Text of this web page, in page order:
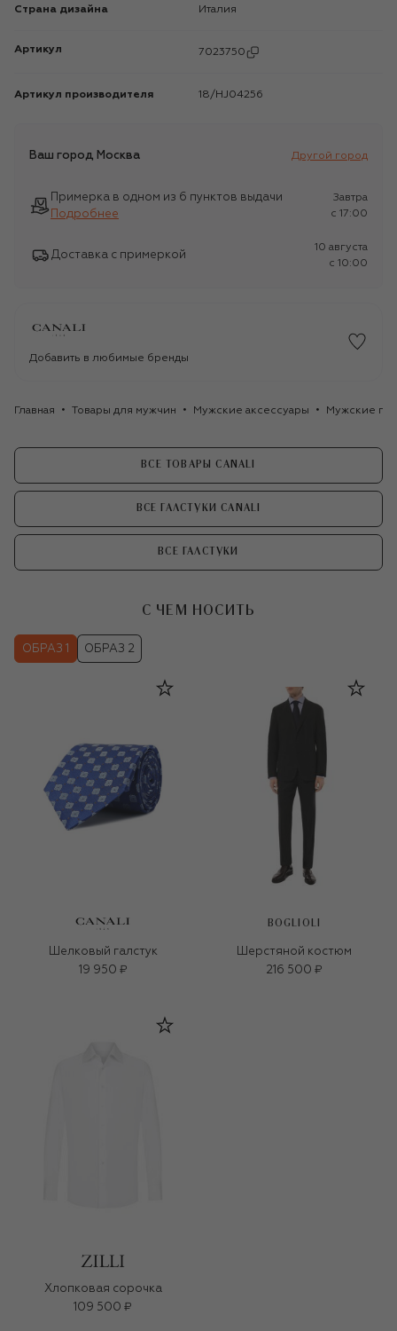
Страна дизайна Италия
Артикул 7023750
Артикул производителя 18/HJ04256
Ваш город Москва Другой город
Примерка в одном из 6 пунктов выдачи
Подробнее
Завтра
c 17:00
Доставка с примеркой
10 августа
c 10:00
Добавить в любимые бренды
Главная Товары для мужчин Мужские аксессуары Мужские
ВСЕ ТОВАРЫ CANALI
ВСЕ ГАЛСТУКИ CANALI
ВСЕ ГАЛСТУКИ
С ЧЕМ НОСИТЬ
ОБРАЗ 1 ОБРАЗ 2
Шелковый галстук
19 950 ₽
BOGLIOLI
Шерстяной костюм
216 500 ₽
Хлопковая сорочка
109 500 ₽